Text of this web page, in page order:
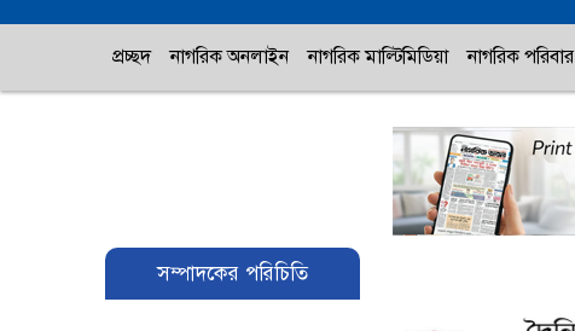
প্রচ্ছদ নাগরিক অনলাইন নাগরিক মাল্টিমিডিয়া নাগরিক পরিবার
সম্পাদকের পরিচিতি